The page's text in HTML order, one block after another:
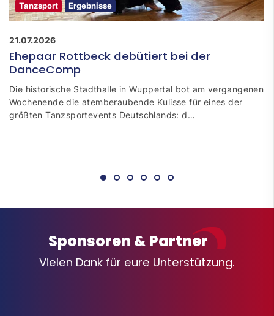
Tanzsport Ergebnisse
21.07.2026
Ehepaar Rottbeck debütiert bei der
DanceComp
Die historische Stadthalle in Wuppertal bot am vergangenen
Wochenende die atemberaubende Kulisse für eines der
größten Tanzsportevents Deutschlands: d…
Sponsoren & Partner
Vielen Dank für eure Unterstützung.